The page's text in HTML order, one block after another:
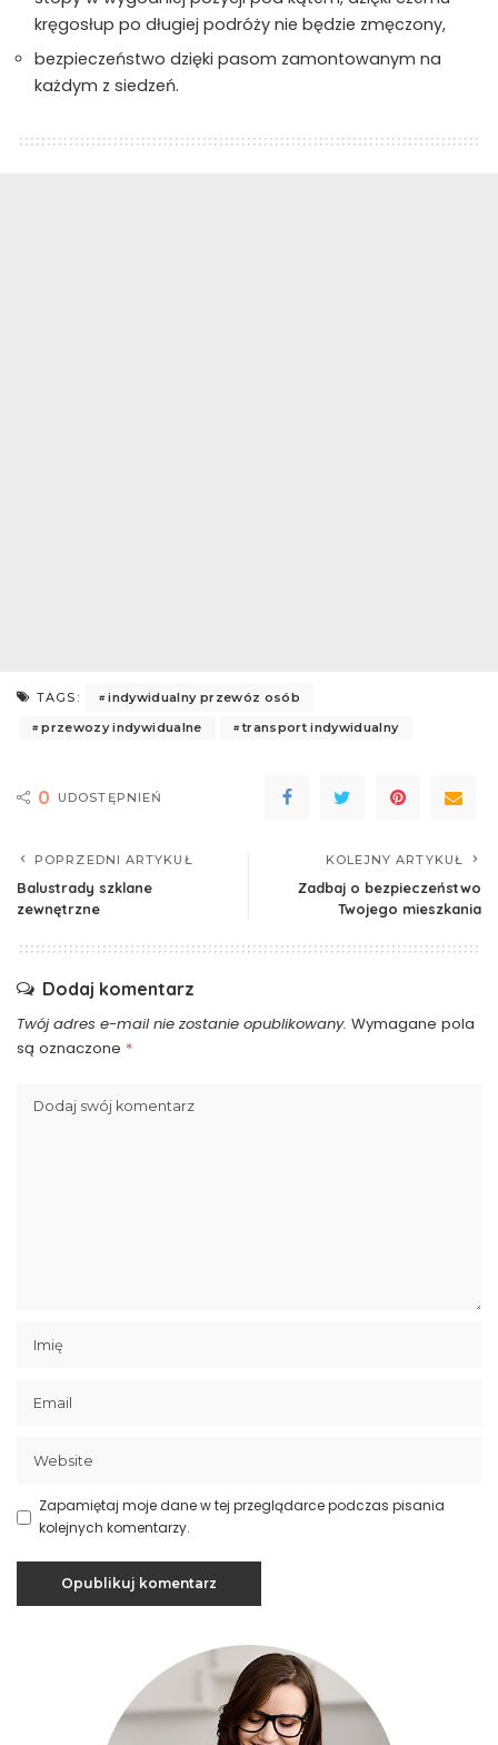
kręgosłup po długiej podróży nie będzie zmęczony,
bezpieczeństwo dzięki pasom zamontowanym na
każdym z siedzeń.
TAGS:
indywidualny przewóz osób
przewozy indywidualne
transport indywidualny
0 UDOSTĘPNIEŃ
POPRZEDNI ARTYKUŁ
Balustrady szklane
zewnętrzne
KOLEJNY ARTYKUŁ
Zadbaj o bezpieczeństwo
Twojego mieszkania
Dodaj komentarz
Twój adres e-mail nie zostanie opublikowany. Wymagane pola
są oznaczone *
Zapamiętaj moje dane w tej przeglądarce podczas pisania
kolejnych komentarzy.